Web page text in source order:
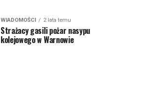
WIADOMOŚCI 2 lata temu
Strażacy gasili pożar nasypu
kolejowego w Warnowie